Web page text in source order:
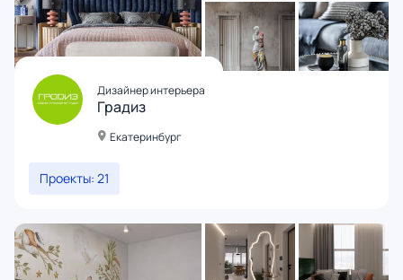
Дизайнер интерьера
Градиз
Екатеринбург
Проекты: 21